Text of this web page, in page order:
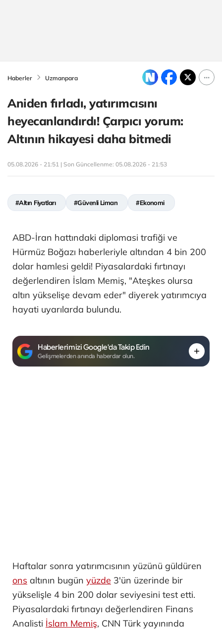
Haberler Uzmanpara
Aniden fırladı, yatırımcısını
heyecanlandırdı! Çarpıcı yorum:
Altının hikayesi daha bitmedi
05.08.2026 - 21:51 | Son Güncellenme: 05.08.2026 - 21:53
#Altın Fiyatları #Güvenli Liman #Ekonomi
ABD-İran hattındaki diplomasi trafiği ve
Hürmüz Boğazı haberleriyle altından 4 bin 200
dolar hamlesi geldi! Piyasalardaki fırtınayı
değerlendiren İslam Memiş, "Ateşkes olursa
altın yükselişe devam eder" diyerek yatırımcıya
hayati uyarılarda bulundu.
Haberlerimizi Google'da Takip Edin
Gelişmelerden anında haberdar olun.
Haftalar sonra yatırımcısının yüzünü güldüren
ons altının bugün yüzde 3'ün üzerinde bir
yükselişle 4 bin 200 dolar seviyesini test etti.
Piyasalardaki fırtınayı değerlendiren Finans
Analisti İslam Memiş, CNN Türk yayınında